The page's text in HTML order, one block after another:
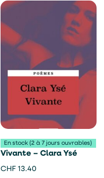
En stock (2 à 7 jours ouvrables)
Vivante – Clara Ysé
CHF 13.40